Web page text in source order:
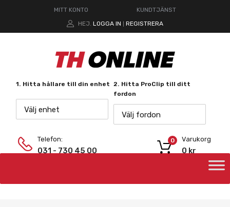
MITT KONTO
KUNDTJÄNST
HEJ. LOGGA IN REGISTRERA
1. Hitta hållare till din enhet
Välj enhet
2. Hitta ProClip till ditt
fordon
Välj fordon
Telefon:
031 - 730 45 00
Varukorg
0 kr
0